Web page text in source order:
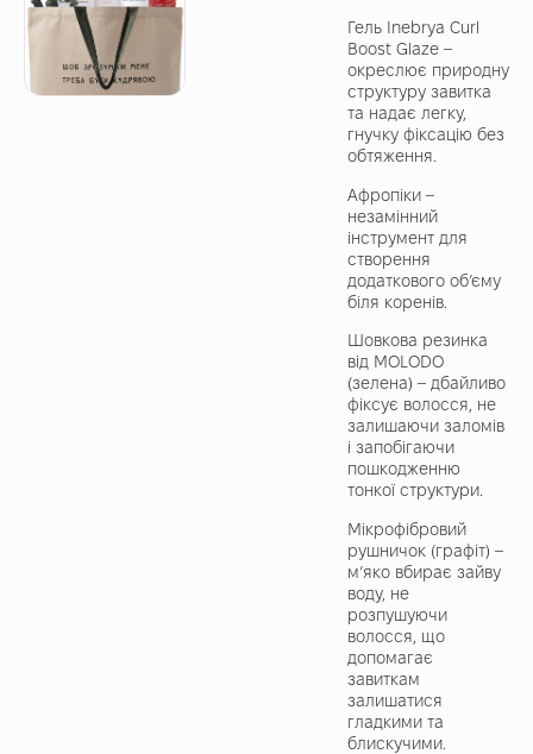
Гель Inebrya Curl
Boost Glaze –
окреслює природну
структуру завитка
та надає легку,
гнучку фіксацію без
обтяження.
Афропіки –
незамінний
інструмент для
створення
додаткового об’єму
біля коренів.
Шовкова резинка
від MOLODO
(зелена) – дбайливо
фіксує волосся, не
залишаючи заломів
і запобігаючи
пошкодженню
тонкої структури.
Мікрофібровий
рушничок (графіт) –
м’яко вбирає зайву
воду, не
розпушуючи
волосся, що
допомагає
завиткам
залишатися
гладкими та
блискучими.